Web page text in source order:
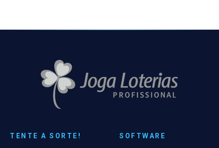
TENTE A SORTE! SOFTWARE